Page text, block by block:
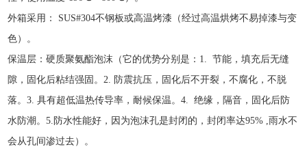
外箱采用：
SUS#304不钢板或高温烤漆（经过高温烘烤不易掉漆与变
色）。
保温层：硬质聚氨酯泡沫（它的优势分别是： 1. 节能，填充后无缝
隙，固化后粘结强固。2. 防震抗压，固化后不开裂，不腐化，不脱
落。3. 具有超低温热传导率，耐候保温。4. 绝缘，隔音，固化后防
水防潮。5.防水性能好，因为泡沫孔是封闭的，封闭率达95% ,雨水不
会从孔间渗过去）。